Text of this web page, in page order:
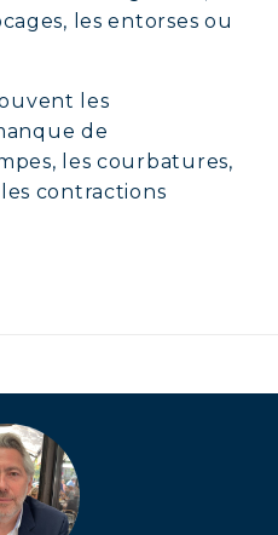
les entorses ou
les
de
les courbatures,
contractions